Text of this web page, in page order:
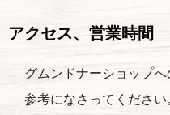
アクセス、営業時間
グムンドナーショップ
参考になさってください